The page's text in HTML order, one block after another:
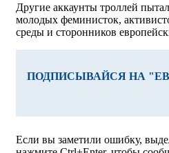
Другие аккаунты троллей
молодых феминисток,
среды и сторонников
ПОДПИСЫВАЙСЯ НА
Если вы заметили ошибку,